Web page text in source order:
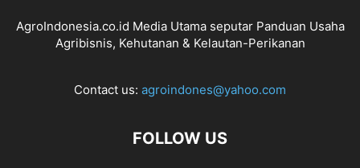
AgroIndonesia.co.id Media Utama seputar Panduan Usaha
Agribisnis, Kehutanan & Kelautan-Perikanan
Contact us: agroindones@yahoo.com
FOLLOW US